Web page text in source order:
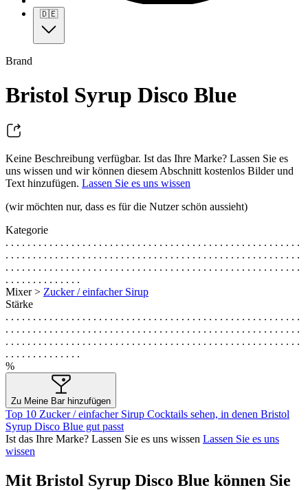
🇩🇪
Brand
Bristol Syrup Disco Blue
Keine Beschreibung verfügbar. Ist das Ihre Marke? Lassen Sie es
uns wissen und wir können diesem Abschnitt kostenlos Bilder und
Text hinzufügen. Lassen Sie es uns wissen
(wir möchten nur, dass es für die Nutzer schön aussieht)
Kategorie
. . . . . . . . . . . . . . . . . . . . . . . . . . . . . . . . . . . . . . . . . . . . . . . . . . . . . .
. . . . . . . . . . . . . . . . . . . . . . . . . . . . . . . . . . . . . . . . . . . . . . . . . . . . . .
. . . . . . . . . . . . . . . . . . . . . . . . . . . . . . . . . . . . . . . . . . . . . . . . . . . . . .
. . . . . . . . . . . . . .
Mixer > Zucker / einfacher Sirup
Stärke
. . . . . . . . . . . . . . . . . . . . . . . . . . . . . . . . . . . . . . . . . . . . . . . . . . . . . .
. . . . . . . . . . . . . . . . . . . . . . . . . . . . . . . . . . . . . . . . . . . . . . . . . . . . . .
. . . . . . . . . . . . . . . . . . . . . . . . . . . . . . . . . . . . . . . . . . . . . . . . . . . . . .
. . . . . . . . . . . . . .
%
Zu Meine Bar hinzufügen
Top 10 Zucker / einfacher Sirup Cocktails sehen, in denen Bristol
Syrup Disco Blue gut passt
Ist das Ihre Marke? Lassen Sie es uns wissen Lassen Sie es uns
wissen
Mit Bristol Syrup Disco Blue können Sie